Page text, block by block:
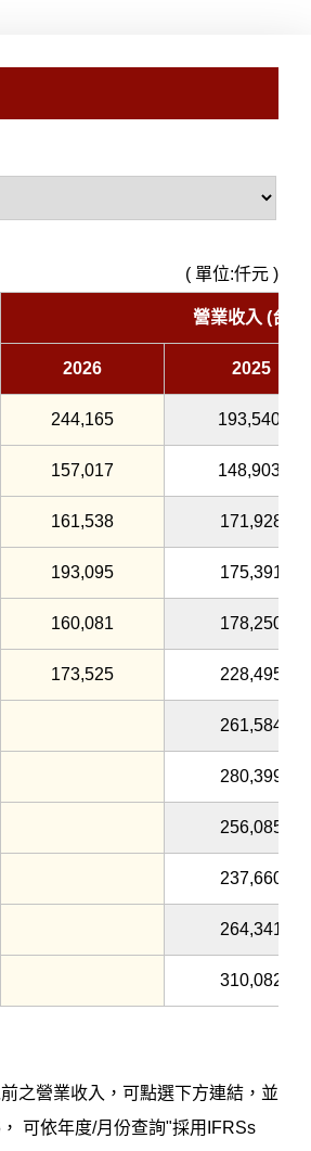
( 單位:仟元 )
營業收入 (台幣)
2026 2025
244,165 193,540
157,017 148,903
161,538 171,928
193,095 175,391
160,081 178,250
173,525 228,495
261,584
280,399
256,085
237,660
264,341
310,082
之營業收入，可點選下方連結，並
可依年度/月份查詢"採用IFRSs